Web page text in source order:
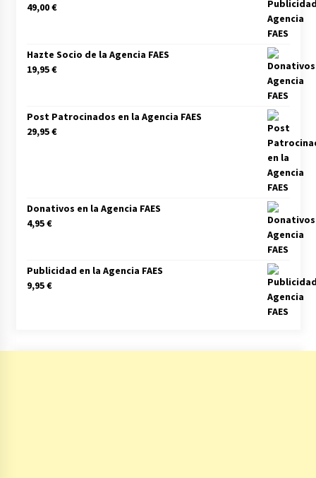
49,00€
Hazte Socio de la Agencia FAES
19,95€
Post Patrocinados en la Agencia FAES
29,95€
Donativos en la Agencia FAES
4,95€
Publicidad en la Agencia FAES
9,95€